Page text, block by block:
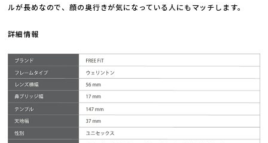
ルが長めなので、顔の奥行きが気になっている人にもマッチします。
詳細情報